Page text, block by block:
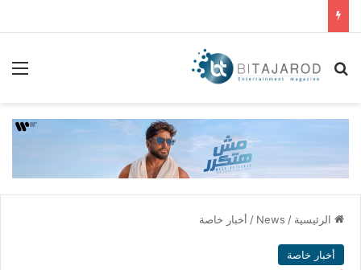
بحث عن
الرئيسية /
News
/ أخبار خاصة
أخبار خاصة